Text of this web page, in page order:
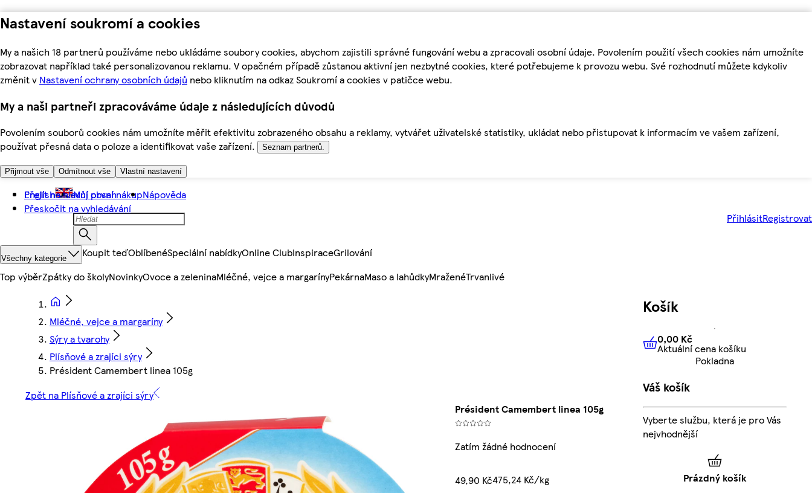
Nastavení soukromí a cookies
My a našich 18 partnerů používáme nebo ukládáme soubory cookies, abychom zajistili správné fungování webu a zpracovali osobní údaje. Povolením použití všech cookies nám umožníte
zobrazovat například také personalizovanou reklamu. V opačném případě zůstanou aktivní jen nezbytné cookies, které potřebujeme k provozu webu. Své rozhodnutí můžete kdykoliv
změnit v Nastavení ochrany osobních údajů nebo kliknutím na odkaz Soukromí a cookies v patičce webu.
My a naši partneři zpracováváme údaje z následujících důvodů
Povolením souborů cookies nám umožníte měřit efektivitu zobrazeného obsahu a reklamy, vytvářet uživatelské statistiky, ukládat nebo přistupovat k informacím ve vašem zařízení,
používat přesná data o poloze a identifikovat vaše zařízení.
Seznam partnerů.
Přijmout vše Odmítnout vše Vlastní nastavení
Přejít na hlavní obsah
Přeskočit na vyhledávání
English Můj první nákupNápověda
PřihlásitRegistrovat
Všechny kategorie Koupit teďOblíbenéSpeciální nabídkyOnline ClubInspiraceGrilování
Top výběrZpátky do školyNovinkyOvoce a zeleninaMléčné, vejce a margarínyPekárnaMaso a lahůdkyMraženéTrvanlivé
Mléčné, vejce a margaríny
Sýry a tvarohy
Plísňové a zrajíci sýry
Président Camembert linea 105g
Zpět na Plísňové a zrajíci sýry
Président Camembert linea 105g
Zatím žádné hodnocení
49,90 Kč475,24 Kč/kg
Košík
0,00 KčAktuální cena košíku
0,00 Kč
Aktuální cena košíku
Pokladna
Váš košík
Vyberte službu, která je pro Vás
nejvhodnější
Prázdný košík